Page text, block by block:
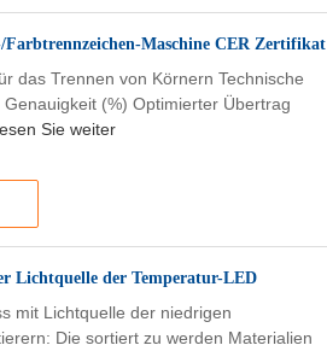
Maschine CER Zertifikat
das Trennen von Körnern Technische
(%) Optimierter Übertrag
Sie weiter
Lichtquelle der Temperatur-LED
mit Lichtquelle der niedrigen
Die sortiert zu werden Materialien